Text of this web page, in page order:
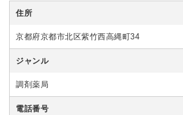
住所
京都府京都市北区紫竹西高縄町34
ジャンル
調剤薬局
電話番号